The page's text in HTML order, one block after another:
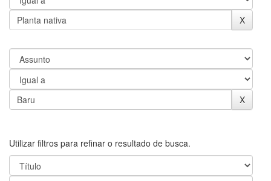
Utilizar filtros para refinar o resultado de busca.